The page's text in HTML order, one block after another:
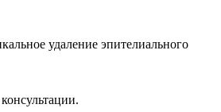
удаление эпителиального